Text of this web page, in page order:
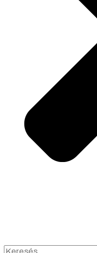
Keresés